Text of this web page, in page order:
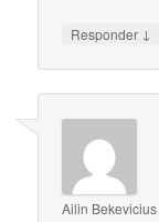
Responder ↓
Ailin Bekevicius